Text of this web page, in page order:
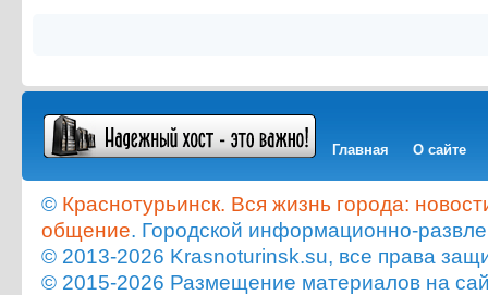
Главная О сайте
© Краснотурьинск. Вся жизнь города:
общение. Городской информационно-
© 2013-2026 Krasnoturinsk.su, все права
© 2015-2026 Размещение материалов на